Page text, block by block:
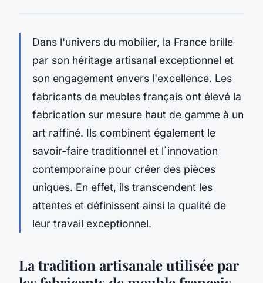
Dans l'univers du mobilier, la France brille
par son héritage artisanal exceptionnel et
son engagement envers l'excellence. Les
fabricants de meubles français ont élevé la
fabrication sur mesure haut de gamme à un
art raffiné. Ils combinent également le
savoir-faire traditionnel et l`innovation
contemporaine pour créer des pièces
uniques. En effet, ils transcendent les
attentes et définissent ainsi la qualité de
leur travail exceptionnel.
La tradition artisanale utilisée par